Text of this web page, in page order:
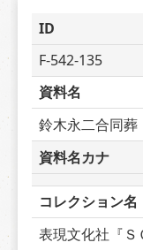
ID
F-542-135
資料名
鈴木永二合同葬
資料名カナ
コレクション名
表現文化社『